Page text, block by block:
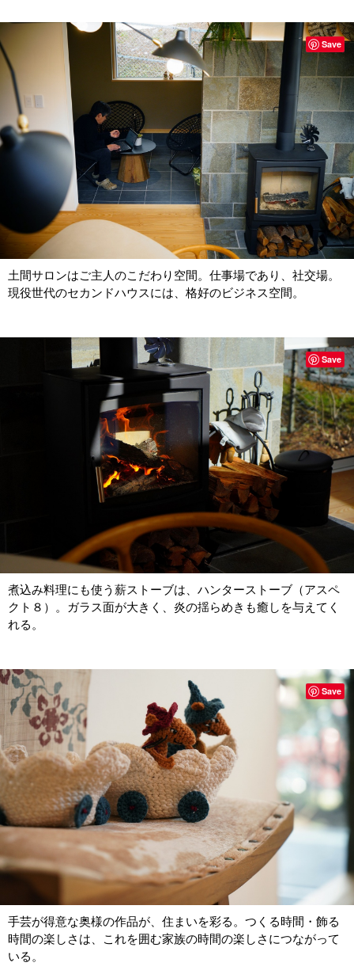
土間サロンはご主人のこだわり空間。仕事場であり、社交場。
現役世代のセカンドハウスには、格好のビジネス空間。
Save
煮込み料理にも使う薪ストーブは、ハンターストーブ（アスペ
クト８）。ガラス面が大きく、炎の揺らめきも癒しを与えてく
れる。
Save
手芸が得意な奥様の作品が、住まいを彩る。つくる時間・飾る
時間の楽しさは、これを囲む家族の時間の楽しさにつながって
いる。
Save